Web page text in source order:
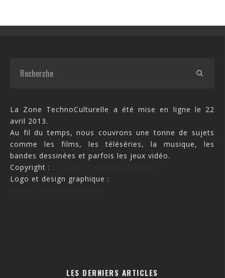
La Zone TechnoCulturelle a été mise en ligne le 22
avril 2013.
Au fil du temps, nous couvrons une tonne de sujets
comme les films, les téléséries, la musique, les
bandes dessinées et parfois les jeux vidéo.
Copyright :
Logo et design graphique :
LES DERNIERS ARTICLES